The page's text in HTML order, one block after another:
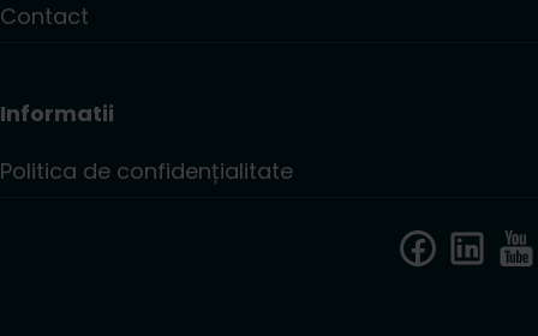
Contact
Informatii
Politica de confidențialitate